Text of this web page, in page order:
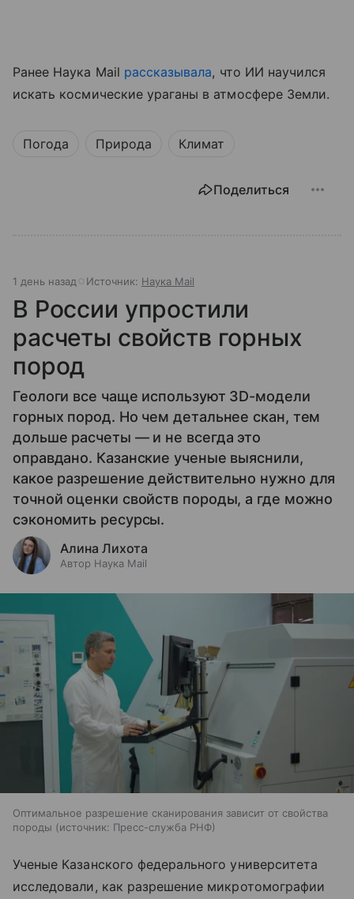
Ранее Наука Mail рассказывала, что ИИ научился
искать космические ураганы в атмосфере Земли.
Погода Природа Климат
Поделиться
1 день назад Источник: Наука Mail
В России упростили
расчеты свойств горных
пород
Геологи все чаще используют 3D-модели
горных пород. Но чем детальнее скан, тем
дольше расчеты — и не всегда это
оправдано. Казанские ученые выяснили,
какое разрешение действительно нужно для
точной оценки свойств породы, а где можно
сэкономить ресурсы.
Алина Лихота
Автор Наука Mail
Оптимальное разрешение сканирования зависит от свойства
породы
источник: Пресс-служба РНФ
Ученые Казанского федерального университета
исследовали, как разрешение микротомографии